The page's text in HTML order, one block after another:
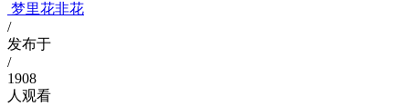
梦里花非花
/
发布于
/
1908
人观看